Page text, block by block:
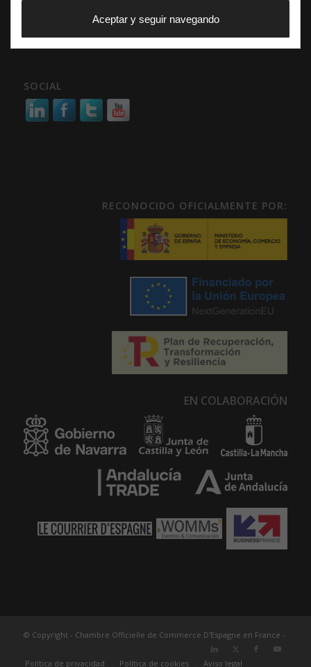
www.empleofrancia.com
www.testelyte.com
SOCIAL
RECONOCIDO OFICIALMENTE POR:
EN COLABORACIÓN
© Copyright - Chambre Officielle de Commerce D'Espagne en France -
Política de privacidad Política de cookies Aviso legal
Aceptar y seguir navegando